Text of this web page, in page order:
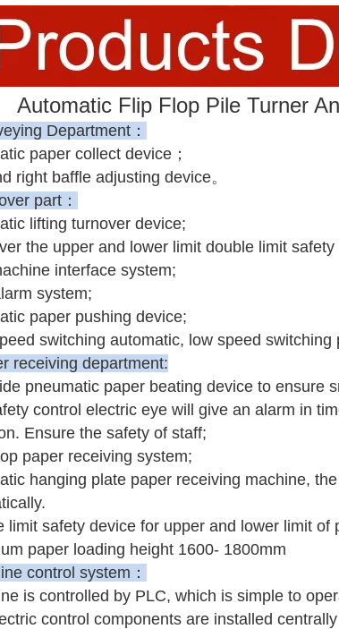
Automatic Flip Flop Pile Turner
Department：
paper collect device；
right baffle adjusting device。
part：
lifting turnover device;
the upper and lower limit double limit safety
interface system;
system;
paper pushing device;
switching automatic, low speed switching
receiving department:
pneumatic paper beating device to ensure
control electric eye will give an alarm in
Ensure the safety of staff;
paper receiving system;
hanging plate paper receiving machine,
limit safety device for upper and lower limit of
paper loading height 1600- 1800mm
control system：
is controlled by PLC, which is simple to
control components are installed